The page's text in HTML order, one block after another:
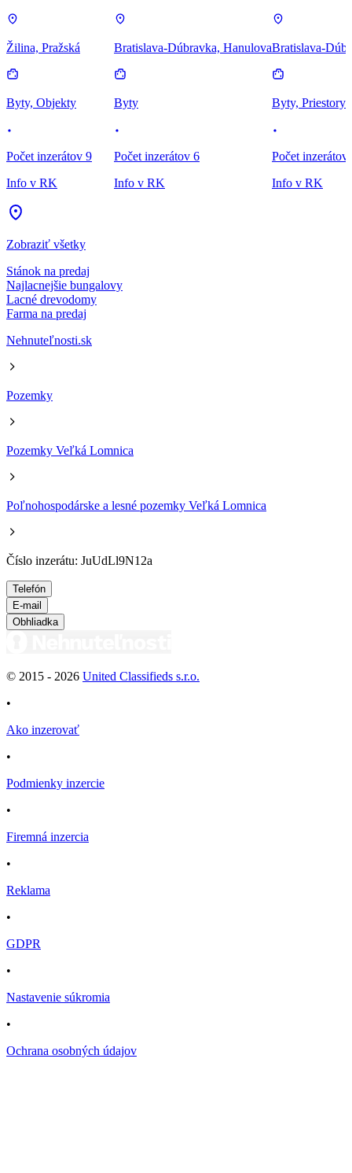
Žilina, Pražská
Byty, Objekty
Počet inzerátov 9
Info v RK
Bratislava-Dúbravka, Hanulova
Byty
Počet inzerátov 6
Info v RK
Bratislava-
Byty, Priestory
Počet inzerátov
Info v RK
Zobraziť všetky
Stánok na predaj
Najlacnejšie bungalovy
Lacné drevodomy
Farma na predaj
Nehnuteľnosti.sk
Pozemky
Pozemky Veľká Lomnica
Poľnohospodárske a lesné pozemky Veľká Lomnica
Číslo inzerátu: JuUdLl9N12a
Telefón
E-mail
Obhliadka
© 2015 - 2026 United Classifieds s.r.o.
•
Ako inzerovať
•
Podmienky inzercie
•
Firemná inzercia
•
Reklama
•
GDPR
•
Nastavenie súkromia
•
Ochrana osobných údajov